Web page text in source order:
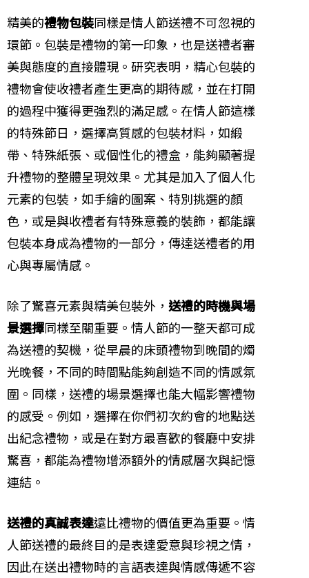
精美的禮物包裝同樣是情人節送禮不可忽視的
環節。包裝是禮物的第一印象，也是送禮者審
美與態度的直接體現。研究表明，精心包裝的
禮物會使收禮者產生更高的期待感，並在打開
的過程中獲得更強烈的滿足感。在情人節這樣
的特殊節日，選擇高質感的包裝材料，如緞
帶、特殊紙張、或個性化的禮盒，能夠顯著提
升禮物的整體呈現效果。尤其是加入了個人化
元素的包裝，如手繪的圖案、特別挑選的顏
色，或是與收禮者有特殊意義的裝飾，都能讓
包裝本身成為禮物的一部分，傳達送禮者的用
心與專屬情感。
除了驚喜元素與精美包裝外， 送禮的時機與場
景選擇同樣至關重要。情人節的一整天都可成
為送禮的契機，從早晨的床頭禮物到晚間的燭
光晚餐，不同的時間點能夠創造不同的情感氛
圍。同樣，送禮的場景選擇也能大幅影響禮物
的感受。例如，選擇在你們初次約會的地點送
出紀念禮物，或是在對方最喜歡的餐廳中安排
驚喜，都能為禮物增添額外的情感層次與記憶
連結。
送禮的真誠表達遠比禮物的價值更為重要。情
人節送禮的最終目的是表達愛意與珍視之情，
因此在送出禮物時的言語表達與情感傳遞不容